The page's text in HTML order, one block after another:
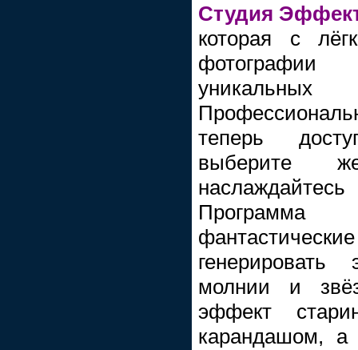
Студия
которая с
теперь
выберите
Программа
молнии и
эффект
карандашом, а